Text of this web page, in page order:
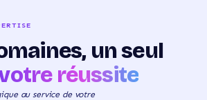
un seul
réussite
au service de votre